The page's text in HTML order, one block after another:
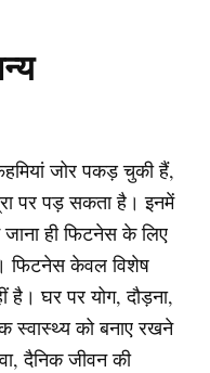
जोर पकड़ चुकी हैं,
पर पड़ सकता है। इनमें
ही फिटनेस के लिए
फिटनेस केवल विशेष
है। घर पर योग, दौड़ना,
स्वास्थ्य को बनाए रखने
दैनिक जीवन की